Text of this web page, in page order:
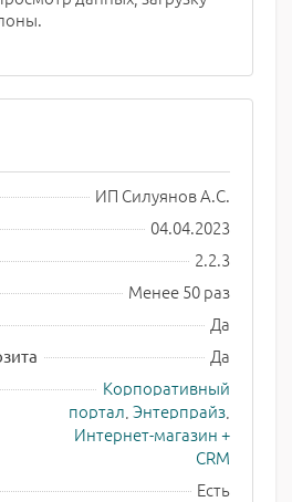
ИП Силуянов А.С.
04.04.2023
2.2.3
Менее 50 раз
Да
Да
Корпоративный
портал Энтерпрайз
Интернет-магазин +
CRM
Есть